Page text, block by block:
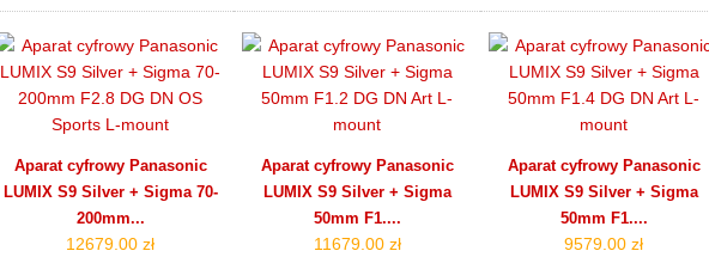
Aparat cyfrowy Panasonic
LUMIX S9 Silver + Sigma 70-
200mm...
12679.00 zł
Aparat cyfrowy Panasonic
LUMIX S9 Silver + Sigma
50mm F1....
11679.00 zł
Aparat cyfrowy Panasonic
LUMIX S9 Silver + Sigma
50mm F1....
9579.00 zł